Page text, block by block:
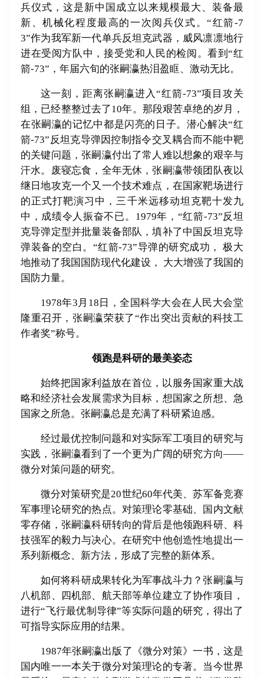
兵仪式，这是新中国成立以来规模最大、装备最
新、机械化程度最高的一次阅兵仪式。“红箭-7
3”作为我军新一代单兵反坦克武器，威风凛凛地行
进在受阅方队中，接受党和人民的检阅。看到“红
箭-73”，年届六旬的张嗣瀛热泪盈眶、激动无比。
这一刻，距离张嗣瀛进入“红箭-73”项目攻关
组，已经整整过去了10年。那段艰苦卓绝的岁月，
在张嗣瀛的记忆中都是闪亮的日子。潜心解决“红
箭-73”反坦克导弹因控制指令交叉耦合而不能中靶
的关键问题，张嗣瀛付出了常人难以想象的艰辛与
汗水。废寝忘食，全年无休，张嗣瀛带领团队夜以
继日地攻克一个又一个技术难点，在国家靶场进行
的正式打靶演习中，三千米远移动坦克靶十发九
中，成绩令人振奋不已。1979年，“红箭-73”反坦
克导弹定型并批量装备部队，填补了中国反坦克导
弹装备的空白。“红箭-73”导弹的研究成功， 极大
地推动了我国国防现代化建设， 大大增强了我国的
国防力量。
1978年3月18日，全国科学大会在人民大会堂
隆重召开，张嗣瀛荣获了“作出突出贡献的科技工
作者奖”称号。
领跑是科研的最美姿态
始终把国家利益放在首位，以服务国家重大战
略和经济社会发展需求为目标，想国家之所想、急
国家之所急。张嗣瀛总是充满了科研紧迫感。
经过最优控制问题和对实际军工项目的研究与
实践，张嗣瀛看到了一个更为广阔的研究方向——
微分对策问题的研究。
微分对策研究是20世纪60年代美、苏军备竞赛
军事理论研究的热点。对策理论零基础、国内文献
零存储，张嗣瀛科研转向的背后是他领跑科研、科
技强军的毅力与决心。在研究中他创造性地提出一
系列新概念、新方法，形成了完整的新体系。
如何将科研成果转化为军事战斗力？张嗣瀛与
八机部、四机部、航天部等单位建立了协作项目，
进行“飞行最优制导律”等实际问题的研究，得出了
可指导实际应用的结果。
1987年张嗣瀛出版了《微分对策》一书，这是
国内唯一一本关于微分对策理论的专著。当今世界